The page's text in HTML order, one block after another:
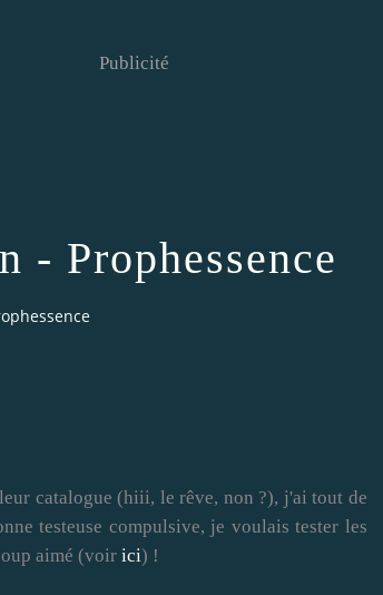
Publicité
- Prophessence
catalogue (hiii, le rêve, non ?), j'ai tout de
testeuse compulsive, je voulais tester les
aimé (voir ici) !